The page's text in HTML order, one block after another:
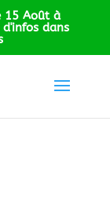
15 Août à
dans